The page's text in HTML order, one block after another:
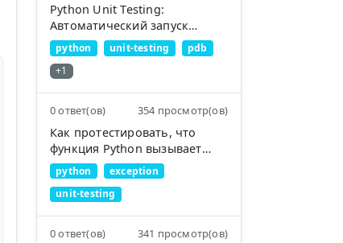
Python Unit Testing:
Автоматический запуск
отладчика при сбое теста
python unit-testing
pdb
+1
0 ответ(ов) 354 просмотр(ов)
Как протестировать, что
функция Python вызывает
исключение?
python
exception
unit-testing
0 ответ(ов) 341 просмотр(ов)